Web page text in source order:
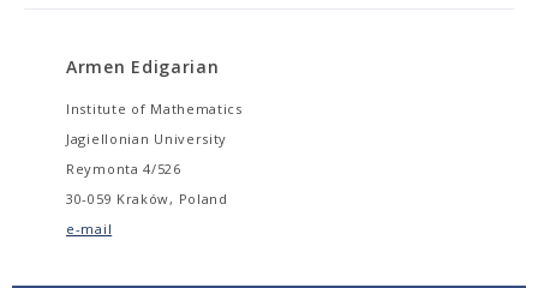
Armen Edigarian
Institute of Mathematics
Jagiellonian University
Reymonta 4/526
30-059 Kraków, Poland
e-mail